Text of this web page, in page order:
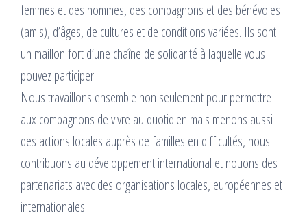
femmes et des hommes, des compagnons et des bénévoles
(amis), d’âges, de cultures et de conditions variées. Ils sont
un maillon fort d’une chaîne de solidarité à laquelle vous
pouvez participer.
Nous travaillons ensemble non seulement pour permettre
aux compagnons de vivre au quotidien mais menons aussi
des actions locales auprès de familles en difficultés, nous
contribuons au développement international et nouons des
partenariats avec des organisations locales, européennes et
internationales.